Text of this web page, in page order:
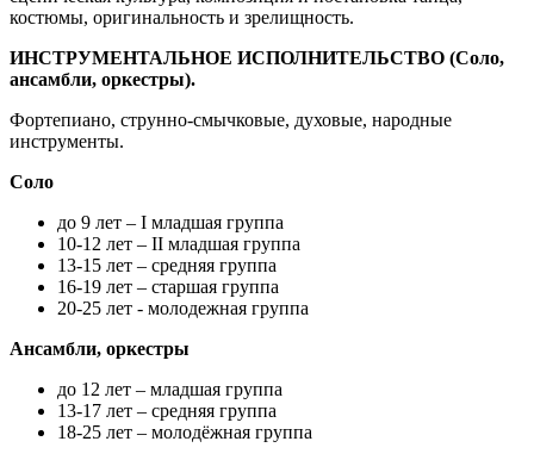
костюмы, оригинальность и зрелищность.
ИНСТРУМЕНТАЛЬНОЕ ИСПОЛНИТЕЛЬСТВО (Соло,
ансамбли, оркестры).
Фортепиано, струнно-смычковые, духовые, народные
инструменты.
Соло
до 9 лет – I младшая группа
10-12 лет – II младшая группа
13-15 лет – средняя группа
16-19 лет – старшая группа
20-25 лет - молодежная группа
Ансамбли, оркестры
до 12 лет – младшая группа
13-17 лет – средняя группа
18-25 лет – молодёжная группа